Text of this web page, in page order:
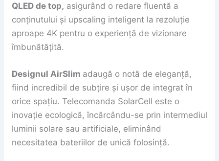
QLED de top, asigurând o redare fluentă a
conținutului și upscaling inteligent la rezoluție
aproape 4K pentru o experiență de vizionare
îmbunătățită.
Designul AirSlim adaugă o notă de eleganță,
fiind incredibil de subțire și ușor de integrat în
orice spațiu. Telecomanda SolarCell este o
inovație ecologică, încărcându-se prin intermediul
luminii solare sau artificiale, eliminând
necesitatea bateriilor de unică folosință.